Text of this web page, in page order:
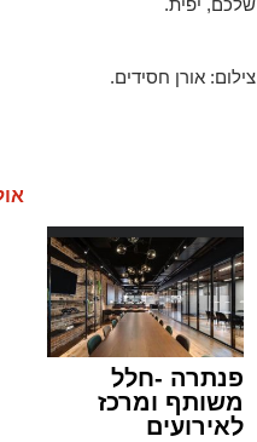
צילום: אורן חסידים.
פנתרה -חלל
משותף ומרכז
לאירועים